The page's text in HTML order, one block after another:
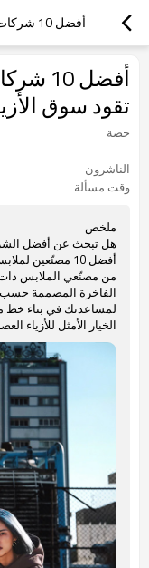
أفضل
تقود سوق
حصة
الناشرون
وقت مسألة
ملخص
هل تبحث عن أفضل
أفضل 10 مصنّعين
من مصنّعي الملابس ذات
الفاخرة المصممة حسب
الخيار الأمثل للأزياء